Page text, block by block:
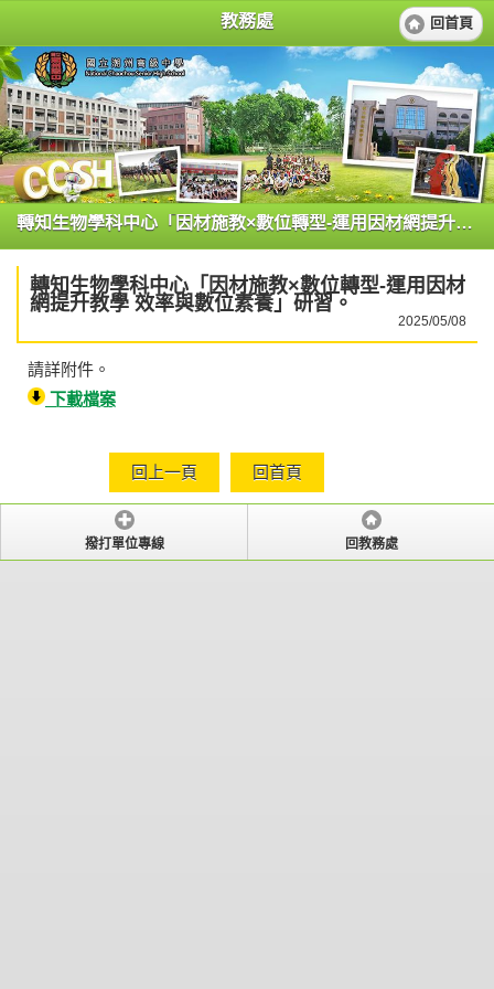
教務處 回首頁
轉知生物學科中心「因材施教×數位轉型-運用因材網提升教學 效率與數位素養」研習。
轉知生物學科中心「因材施教×數位轉型-運用因材
網提升教學 效率與數位素養」研習。
2025/05/08
請詳附件。
下載檔案
回上一頁 回首頁
撥打單位專線 回教務處